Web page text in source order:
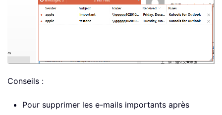
Conseils :
Pour supprimer les e-mails importants après